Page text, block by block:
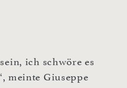
ich schwöre es
meinte Giuseppe